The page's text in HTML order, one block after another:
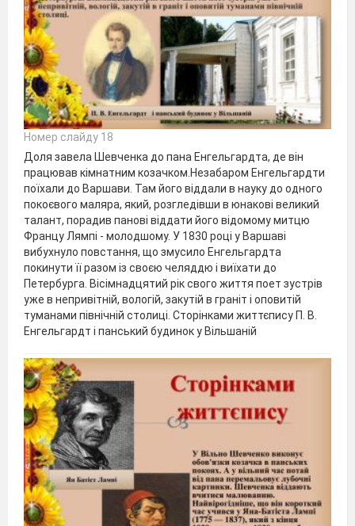
Номер слайду 18
Доля завела Шевченка до пана Енгельгардта, де він
працював кімнатним козачком.Незабаром Енгельгардти
поїхали до Варшави. Там його віддали в науку до одного
покоєвого маляра, який, розгледівши в юнакові великий
талант, порадив панові віддати його відомому митцю
Францу Лямпі - молодшому. У 1830 році у Варшаві
вибухнуло повстання, що змусило Енгельгардта
покинути її разом із своєю челяддю і виїхати до
Петербурга. Вісімнадцятий рік свого життя поет зустрів
уже в непривітній, вологій, закутій в граніт і оповитій
туманами північній столиці. Сторінками життєпису П. В.
Енгельгардт і панський будинок у Вільшаній